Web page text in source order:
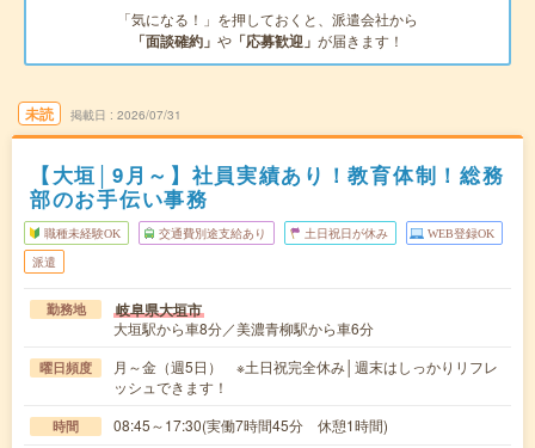
「気になる！」を押しておくと、派遣会社から
「面談確約」 や 「応募歓迎」 が届きます！
未読 掲載日 2026/07/31
【大垣│9月～】社員実績あり！教育体制！総務
部のお手伝い事務
職種未経験OK 交通費別途支給あり 土日祝日が休み WEB登録OK
派遣
勤務地 岐阜県大垣市
大垣駅から車8分／美濃青柳駅から車6分
曜日頻度
月～金（週5日） ※土日祝完全休み│週末はしっかりリフレ
ッシュできます！
時間 08:45～17:30(実働7時間45分 休憩1時間)